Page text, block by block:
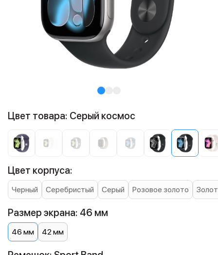
Цвет товара: Серый космос
Цвет корпуса:
Черный Серебристый Серый Розовое золото
Размер экрана: 46 мм
46 мм 42 мм